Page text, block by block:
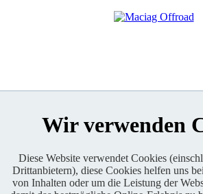
Enduro One Series Partner
Wir verwenden
Diese Website verwendet Cookies
Drittanbietern), diese Cookies helfen uns
von Inhalten oder um die Leistung der